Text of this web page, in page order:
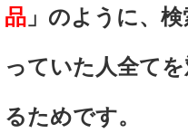
品 」のように、
っていた人全て
るためです。